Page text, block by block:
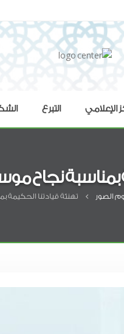
الإعلامي التبرع
نجاح موسم
الصور تهنئة قيادتنا الحكيمة